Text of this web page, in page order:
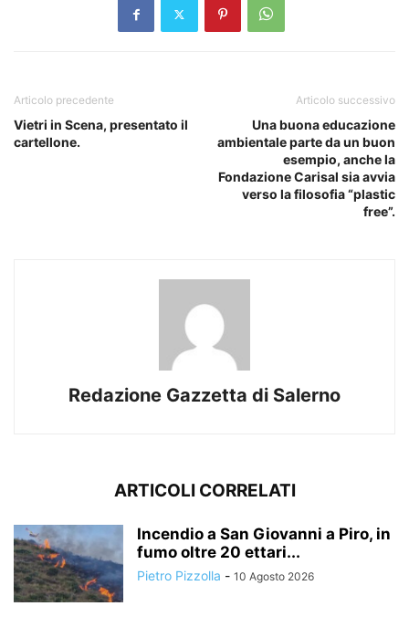
Articolo precedente
Vietri in Scena, presentato il
cartellone.
Articolo successivo
Una buona educazione
ambientale parte da un buon
esempio, anche la
Fondazione Carisal sia avvia
verso la filosofia “plastic
free”.
Redazione Gazzetta di Salerno
ARTICOLI CORRELATI
Incendio a San Giovanni a Piro, in
fumo oltre 20 ettari...
Pietro Pizzolla - 10 Agosto 2026